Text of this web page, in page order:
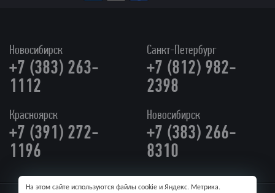
Новосибирск
+7 (383) 263-
1112
Санкт-Петербург
+7 (812) 982-
2398
Красноярск
+7 (391) 272-
1196
Новосибирск
+7 (383) 266-
8310
На этом сайте используются файлы cookie и Яндекс. Метрика.